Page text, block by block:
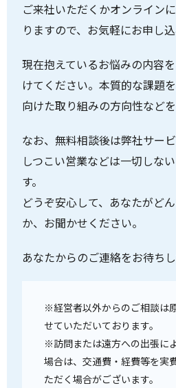
ご来社いただくかオンライン
りますので、お気軽にお申し込
現在抱えているお悩みの内容
けてください。本質的な課題
向けた取り組みの方向性など
なお、無料相談後は弊社サー
しつこい営業などは一切しな
す。
どうぞ安心して、あなたがど
か、お聞かせください。
あなたからのご連絡をお待ちし
※経営者以外からのご相談は
せていただいております。
※訪問または遠方への出張に
場合は、交通費・経費等を実
ただく場合がございます。